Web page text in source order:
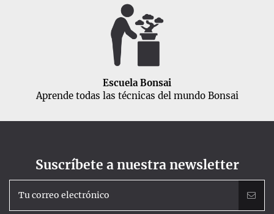
Escuela Bonsai
Aprende todas las técnicas del mundo Bonsai
Suscríbete a nuestra newsletter